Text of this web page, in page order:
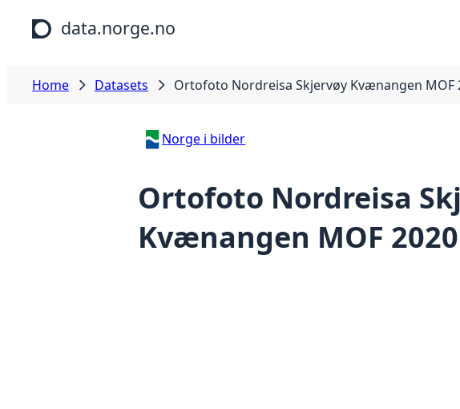
Skip to main content
data.norge.no
Home Datasets Ortofoto Nordreisa Skjervøy Kvænangen MOF
Norge i bilder
Ortofoto Nordreisa
Kvænangen MOF 2020